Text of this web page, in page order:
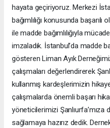
hayata geçiriyoruz. Merkezi
bağımlılığı konusunda
ile madde bağımlılığıyla
imzaladık. İstanbul’da madde
gösteren Liman Ayık
çalışmaları değerlendirerek
kullanmış kardeşlerimizin
çalışmalarda önemli başarı
yöneticilerimizi Şanlıurfa’mıza
sağlamaya hazırız dedik.